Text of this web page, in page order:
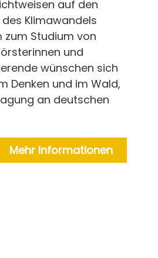
auf den
Klimawandels
zum Studium von
und
wünschen sich
Denken und im Wald,
an deutschen
Mehr Informationen